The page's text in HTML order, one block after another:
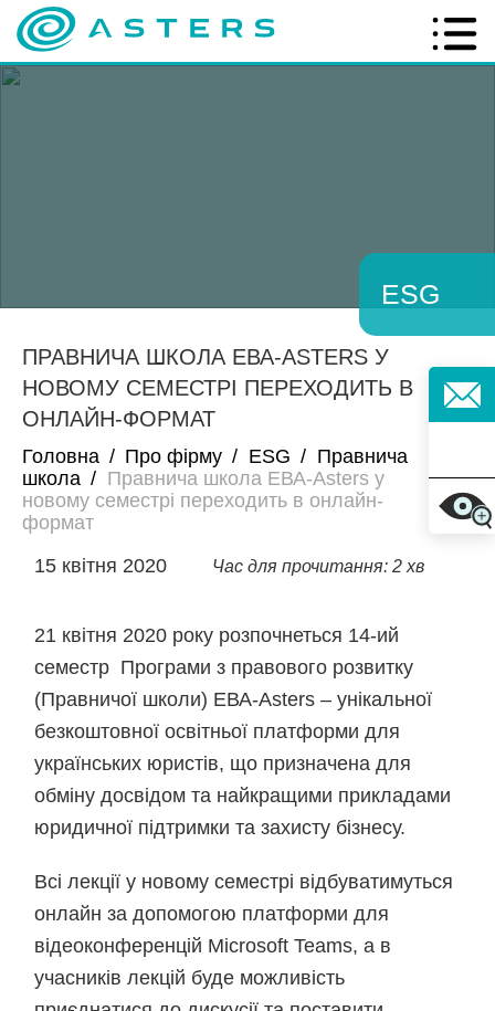
ESG
ПРАВНИЧА ШКОЛА ЕВА-ASTERS У
НОВОМУ СЕМЕСТРІ ПЕРЕХОДИТЬ В
ОНЛАЙН-ФОРМАТ
Головна / Про фірму / ESG / Правнича
школа / Правнича школа ЕВА-Asters у
новому семестрі переходить в онлайн-
формат
15 квітня 2020
Час для прочитання: 2 хв
21 квітня 2020 року розпочнеться 14-ий
семестр Програми з правового розвитку
(Правничої школи) ЕВА-Asters – унікальної
безкоштовної освітньої платформи для
українських юристів, що призначена для
обміну досвідом та найкращими прикладами
юридичної підтримки та захисту бізнесу.
Всі лекції у новому семестрі відбуватимуться
онлайн за допомогою платформи для
відеоконференцій Microsoft Teams, а в
учасників лекцій буде можливість